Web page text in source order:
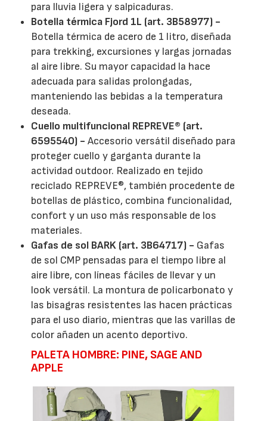
para lluvia ligera y salpicaduras.
Botella térmica Fjord 1L (art. 3B58977) -
Botella térmica de acero de 1 litro, diseñada
para trekking, excursiones y largas jornadas
al aire libre. Su mayor capacidad la hace
adecuada para salidas prolongadas,
manteniendo las bebidas a la temperatura
deseada.
Cuello multifuncional REPREVE® (art.
6595540) - Accesorio versátil diseñado para
proteger cuello y garganta durante la
actividad outdoor. Realizado en tejido
reciclado REPREVE®, también procedente de
botellas de plástico, combina funcionalidad,
confort y un uso más responsable de los
materiales.
Gafas de sol BARK (art. 3B64717) - Gafas
de sol CMP pensadas para el tiempo libre al
aire libre, con líneas fáciles de llevar y un
look versátil. La montura de policarbonato y
las bisagras resistentes las hacen prácticas
para el uso diario, mientras que las varillas de
color añaden un acento deportivo.
PALETA HOMBRE: PINE, SAGE AND
APPLE